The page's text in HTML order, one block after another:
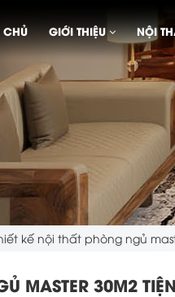
CHỦ GIỚI THIỆU NỘI
kế nội thất phòng ngủ
MASTER 30M2